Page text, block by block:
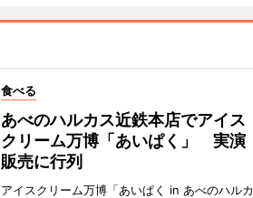
食べる
あべのハルカス近鉄本店でアイス
クリーム万博「あいぱく」 実演
販売に行列
アイスクリーム万博「あいぱく in あべのハルカ